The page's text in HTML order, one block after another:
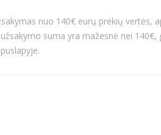
nuo 140€ eurų prekių vertės,
užsakymo suma yra mažesnė nei